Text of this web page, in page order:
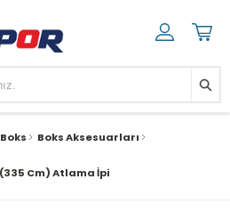
Boks Boks Aksesuarları
Cm) Atlama İpi